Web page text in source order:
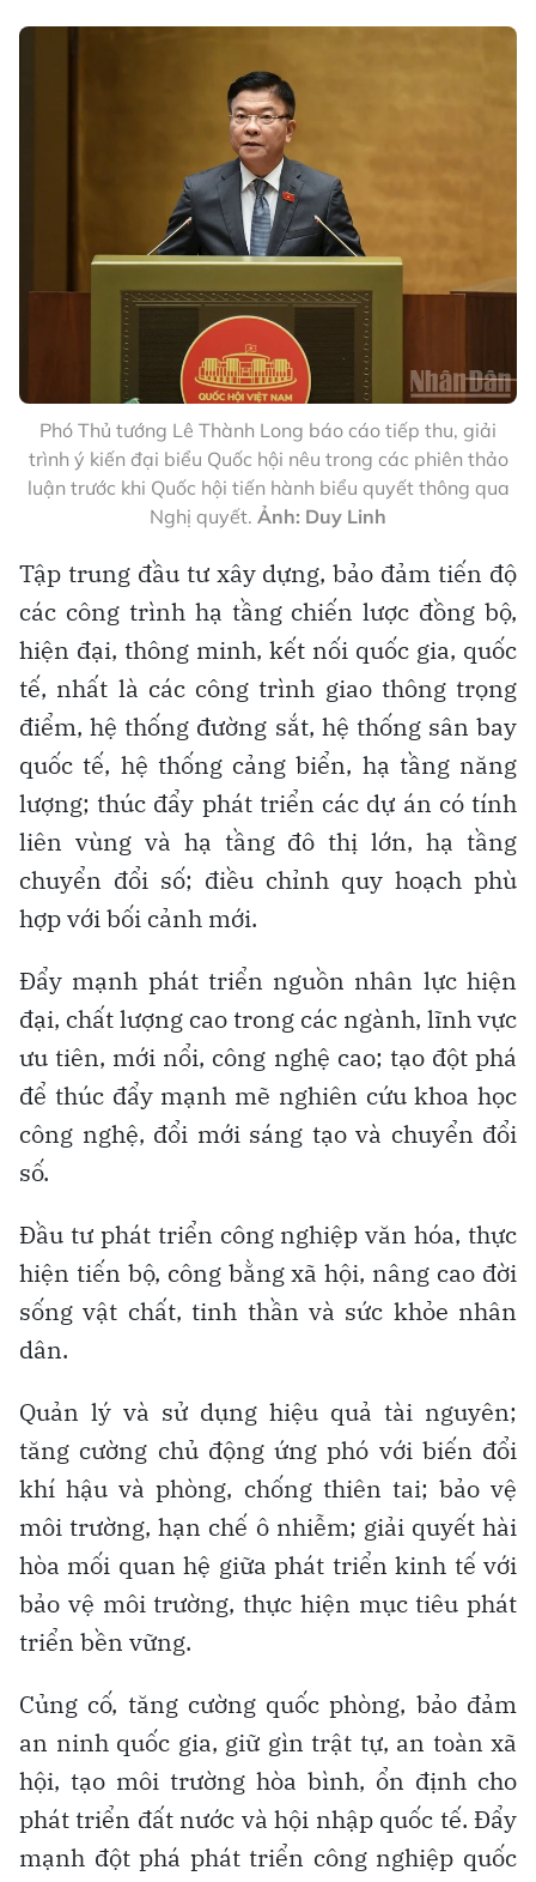
Phó Thủ tướng Lê Thành Long báo cáo tiếp thu, giải
trình ý kiến đại biểu Quốc hội nêu trong các phiên thảo
luận trước khi Quốc hội tiến hành biểu quyết thông qua
Nghị quyết. Ảnh: Duy Linh
Tập trung đầu tư xây dựng, bảo đảm tiến độ
các công trình hạ tầng chiến lược đồng bộ,
hiện đại, thông minh, kết nối quốc gia, quốc
tế, nhất là các công trình giao thông trọng
điểm, hệ thống đường sắt, hệ thống sân bay
quốc tế, hệ thống cảng biển, hạ tầng năng
lượng; thúc đẩy phát triển các dự án có tính
liên vùng và hạ tầng đô thị lớn, hạ tầng
chuyển đổi số; điều chỉnh quy hoạch phù
hợp với bối cảnh mới.
Đẩy mạnh phát triển nguồn nhân lực hiện
đại, chất lượng cao trong các ngành, lĩnh vực
ưu tiên, mới nổi, công nghệ cao; tạo đột phá
để thúc đẩy mạnh mẽ nghiên cứu khoa học
công nghệ, đổi mới sáng tạo và chuyển đổi
số.
Đầu tư phát triển công nghiệp văn hóa, thực
hiện tiến bộ, công bằng xã hội, nâng cao đời
sống vật chất, tinh thần và sức khỏe nhân
dân.
Quản lý và sử dụng hiệu quả tài nguyên;
tăng cường chủ động ứng phó với biến đổi
khí hậu và phòng, chống thiên tai; bảo vệ
môi trường, hạn chế ô nhiễm; giải quyết hài
hòa mối quan hệ giữa phát triển kinh tế với
bảo vệ môi trường, thực hiện mục tiêu phát
triển bền vững.
Củng cố, tăng cường quốc phòng, bảo đảm
an ninh quốc gia, giữ gìn trật tự, an toàn xã
hội, tạo môi trường hòa bình, ổn định cho
phát triển đất nước và hội nhập quốc tế. Đẩy
mạnh đột phá phát triển công nghiệp quốc